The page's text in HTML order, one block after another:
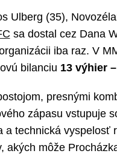
Ulberg (35),
sa dostal cez Dana
iba raz. V
bilanciu 13 výhier
presnými
zápasu vstupuje
technická vyspelosť
akých môže